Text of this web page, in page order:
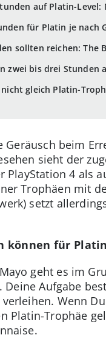
auf Platin-Level:
für Platin je nach
sollten reichen: The
zwei bis drei Stunden
gleich Platin-
Geräusch beim
sieht der
4 als
Trophäen mit
setzt
können für
geht es im
Deine Aufgabe
verleihen. Wenn
Platin-Trophäe